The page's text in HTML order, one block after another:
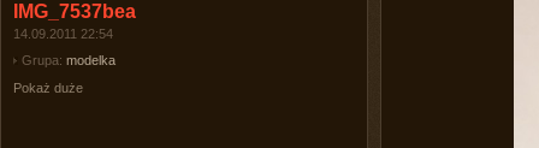
IMG_7537bea
14.09.2011 22:54
Grupa: modelka
Pokaż duże